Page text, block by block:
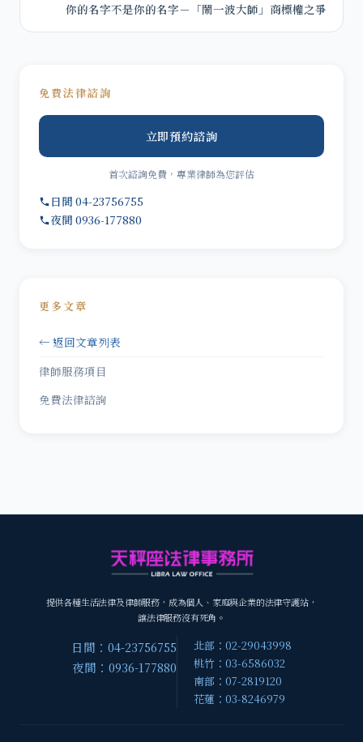
你的名字不是你的名字－「鬧一波大師」商標權之爭
免費法律諮詢
立即預約諮詢
首次諮詢免費，專業律師為您評估
日間 04-23756755
夜間 0936-177880
更多文章
← 返回文章列表
律師服務項目
免費法律諮詢
提供各種生活法律及律師服務，成為個人、家庭與企業的法律守護站，
讓法律服務沒有死角。
日間：04-23756755
夜間：0936-177880
北部：02-29043998
桃竹：03-6586032
南部：07-2819120
花蓮：03-8246979